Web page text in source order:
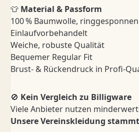
👕 Material & Passform
100 % Baumwolle, ringgesponnen
Einlaufvorbehandelt
Weiche, robuste Qualität
Bequemer Regular Fit
Brust- & Rückendruck in Profi-
🚫 Kein Vergleich zu Billigware
Viele Anbieter nutzen
Unsere Vereinskleidung